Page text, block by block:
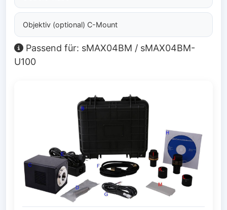
Objektiv (optional) C-Mount
Passend für: sMAX04BM / sMAX04BM-
U100